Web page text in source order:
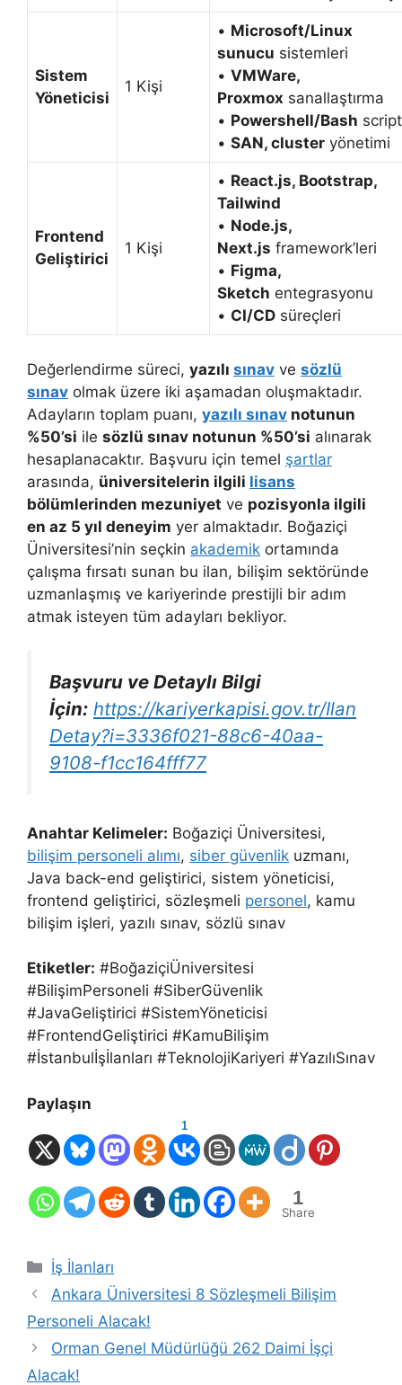
Sistem
Yöneticisi
1 Kişi
• Microsoft/Linux
sunucu sistemleri
• VMWare,
Proxmox sanallaştırma
• Powershell/Bash
• SAN, cluster yönetimi
Frontend
Geliştirici
1 Kişi
• React.js, Bootstrap,
Tailwind
• Node.js,
Next.js framework’leri
• Figma,
Sketch entegrasyonu
• CI/CD süreçleri
Değerlendirme süreci, yazılı sınav ve sözlü
sınav olmak üzere iki aşamadan oluşmaktadır.
Adayların toplam puanı, yazılı sınav notunun
%50’si ile sözlü sınav notunun %50’si alınarak
hesaplanacaktır. Başvuru için temel şartlar
arasında, üniversitelerin ilgili lisans
bölümlerinden mezuniyet ve pozisyonla ilgili
en az 5 yıl deneyim yer almaktadır. Boğaziçi
Üniversitesi’nin seçkin akademik ortamında
çalışma fırsatı sunan bu ilan, bilişim sektöründe
uzmanlaşmış ve kariyerinde prestijli bir adım
atmak isteyen tüm adayları bekliyor.
Başvuru ve Detaylı Bilgi
İçin: https://kariyerkapisi.gov.tr/Ilan
Detay?i=3336f021-88c6-40aa-
9108-f1cc164fff77
Anahtar Kelimeler: Boğaziçi Üniversitesi,
bilişim personeli alımı, siber güvenlik uzmanı,
Java back-end geliştirici, sistem yöneticisi,
frontend geliştirici, sözleşmeli personel, kamu
bilişim işleri, yazılı sınav, sözlü sınav
Etiketler: #BoğaziçiÜniversitesi
#BilişimPersoneli #SiberGüvenlik
#JavaGeliştirici #SistemYöneticisi
#FrontendGeliştirici #KamuBilişim
#İstanbulİşİlanları #TeknolojiKariyeri #YazılıSınav
Paylaşın
1
1
Share
Kategoriler
İş İlanları
Ankara Üniversitesi 8 Sözleşmeli Bilişim
Personeli Alacak!
Orman Genel Müdürlüğü 262 Daimi İşçi
Alacak!